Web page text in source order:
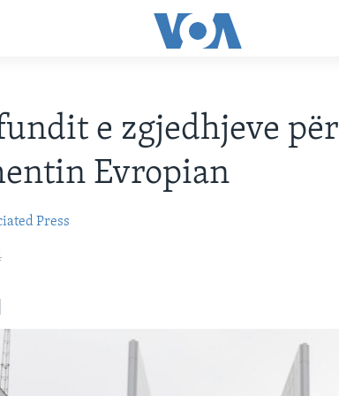
e zgjedhjeve për
Evropian
Press